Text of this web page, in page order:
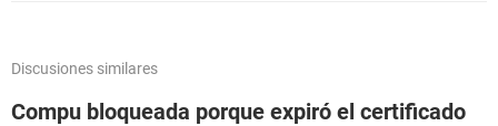
Discusiones similares
Compu bloqueada porque expiró el certificado